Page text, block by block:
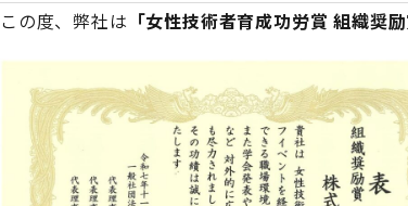
この度、弊社は 「女性技術者育成功労賞 組織奨励